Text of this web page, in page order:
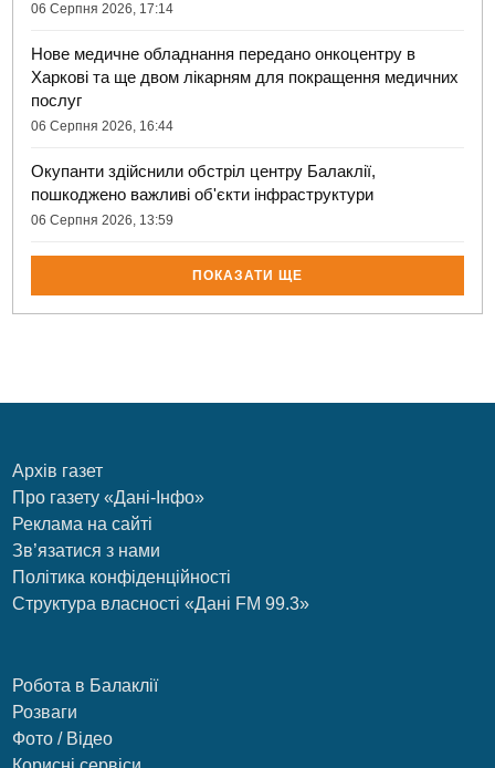
06 Серпня 2026, 17:14
Нове медичне обладнання передано онкоцентру в
Харкові та ще двом лікарням для покращення медичних
послуг
06 Серпня 2026, 16:44
Окупанти здійснили обстріл центру Балаклії,
пошкоджено важливі об'єкти інфраструктури
06 Серпня 2026, 13:59
ПОКАЗАТИ ЩЕ
Архів газет
Про газету «Дані-Інфо»
Реклама на сайті
Зв’язатися з нами
Політика конфіденційності
Структура власності «Дані FM 99.3»
Робота в Балаклії
Розваги
Фото / Відео